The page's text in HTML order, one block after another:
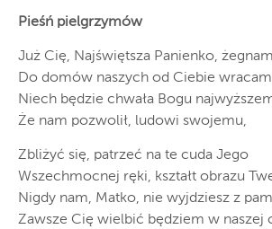
Pieśń pielgrzymów
Już Cię, Najświętsza Panienko,
Do domów naszych od Ciebie
Niech będzie chwała Bogu
Że nam pozwolił, ludowi swojemu,
Zbliżyć się, patrzeć na te cuda Jego
Wszechmocnej ręki, kształt obrazu
Nigdy nam, Matko, nie wyjdziesz z
Zawsze Cię wielbić będziem w naszej